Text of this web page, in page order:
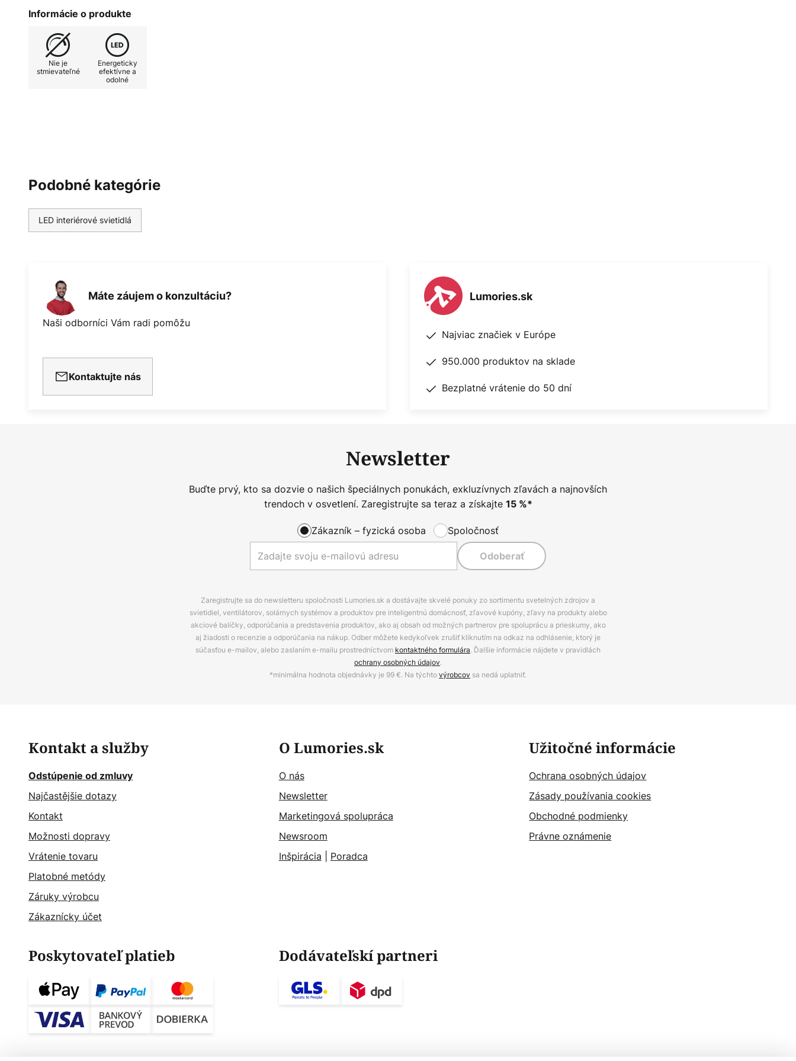
vyžaduje diskrétne a útulné osvetlenie. Ako špeciálny pútač
pozornosti má svietidlo v kryte úzku štrbinu, cez ktorú presvitá
jemný lúč svetla. Vďaka minimalistickým tvarom a neutrálnej
farebnej schéme sa toto moderné svietidlo dá prispôsobiť
mnohým prostrediam.
Informácie o produkte
Nie je
stmievateľné
Energeticky
efektívne a
odolné
Podobné kategórie
LED interiérové svietidlá
Máte záujem o konzultáciu?
Naši odborníci Vám radi pomôžu
Kontaktujte nás
Lumories.sk
Najviac značiek v Európe
950.000 produktov na sklade
Bezplatné vrátenie do 50 dní
Newsletter
Buďte prvý, kto sa dozvie o našich špeciálnych ponukách, exkluzívnych zľavách a najnovších
trendoch v osvetlení. Zaregistrujte sa teraz a získajte 15%*
Zákazník – fyzická osoba Spoločnosť
Odoberať
Zaregistrujte sa do newsletteru spoločnosti Lumories.sk a dostávajte skvelé ponuky zo sortimentu svetelných zdrojov a
svietidiel, ventilátorov, solárnych systémov a produktov pre inteligentnú domácnosť, zľavové kupóny, zľavy na produkty alebo
akciové balíčky, odporúčania a predstavenia produktov, ako aj obsah od možných partnerov pre spoluprácu a prieskumy, ako
aj žiadosti o recenzie a odporúčania na nákup. Odber môžete kedykoľvek zrušiť kliknutím na odkaz na odhlásenie, ktorý je
súčasťou e-mailov, alebo zaslaním e-mailu prostredníctvom kontaktného formulára. Ďalšie informácie nájdete v pravidlách
ochrany osobných údajov.
*minimálna hodnota objednávky je 99 €. Na týchtovýrobcov sa nedá uplatniť.
Kontakt a služby
Odstúpenie od zmluvy
Najčastějšie dotazy
Kontakt
Možnosti dopravy
Vrátenie tovaru
Platobné metódy
Záruky výrobcu
Zákaznícky účet
O Lumories.sk
O nás
Newsletter
Marketingová spolupráca
Newsroom
Inšpirácia
Poradca
Užitočné informácie
Ochrana osobných údajov
Zásady používania cookies
Obchodné podmienky
Právne oznámenie
Poskytovateľ platieb Dodávateľskí partneri